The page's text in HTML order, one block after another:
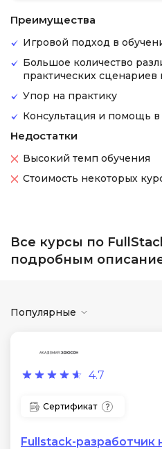
Преимущества
Игровой подход в
Большое количество
практических сценариев
Упор на практику
Консультация и помощь
Недостатки
Высокий темп обучения
Стоимость некоторых
Все курсы по
подробным
Популярные
4.7
Сертификат
Fullstack-разработчик